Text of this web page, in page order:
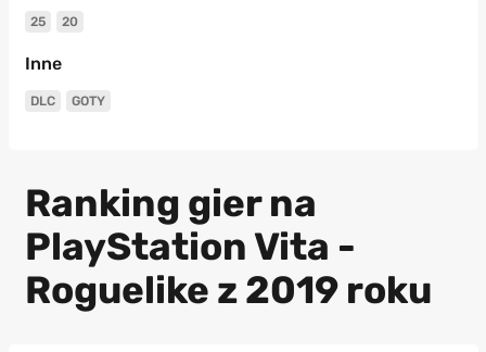
25 20
Inne
DLC GOTY
Ranking gier na
PlayStation Vita -
Roguelike z 2019 roku